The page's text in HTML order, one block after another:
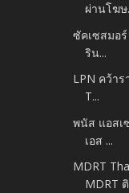
ผ่านโฆษ
ซัคเซสมอ
ริน...
LPN คว้าร
T...
พนัส แอสเ
เอส ...
MDRT
MDRT